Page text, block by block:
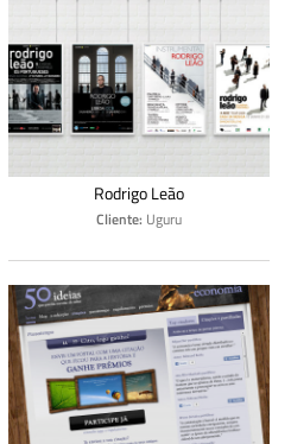
Rodrigo Leão
Cliente: Uguru